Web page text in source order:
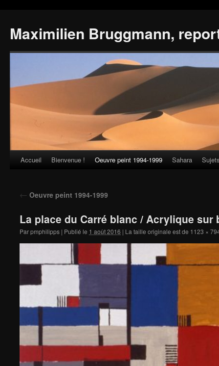
Maximilien Bruggmann,
Skip
content
Accueil Bienvenue ! Oeuvre peint 1994-1999 Sahara
← Oeuvre peint 1994-1999
La place du Carré blanc / Acrylique sur
Parpmphilipps | Publié le 1 août 2016 | La taille originale est de 1123 ×